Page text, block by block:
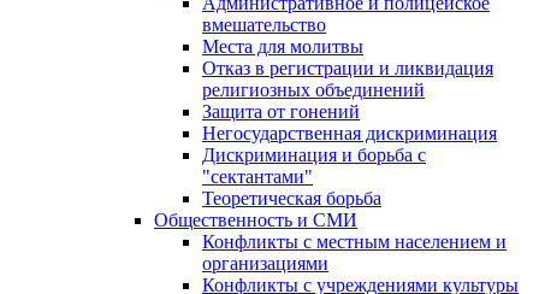
вмешательство
Места для молитвы
Отказ в регистрации и ликвидация
религиозных объединений
Защита от гонений
Негосударственная дискриминация
Дискриминация и борьба с
"сектантами"
Теоретическая борьба
Общественность и СМИ
Конфликты с местным населением и
организациями
Конфликты с учреждениями культуры